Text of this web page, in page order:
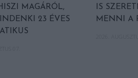
MAGÁRÓL,
23 ÉVES
IS
MENNI A